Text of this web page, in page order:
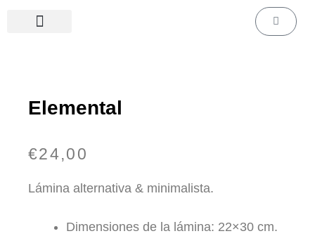
Carrito
Elemental
€24,00
Lámina alternativa & minimalista.
Dimensiones de la lámina: 22×30 cm.